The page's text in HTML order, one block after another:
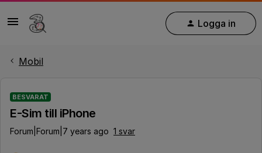
Logga in
Mobil
BESVARAT
E-Sim till iPhone
Forum|Forum|7 years ago 1 svar